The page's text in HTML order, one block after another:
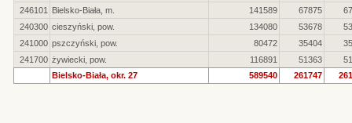
246101
Bielsko-Biała, m. 141589 67875
240300 cieszyński, pow. 134080 53678
241000 pszczyński, pow. 80472 35404
241700 żywiecki, pow. 116891 51363
Bielsko-Biała, okr. 27
589540 261747